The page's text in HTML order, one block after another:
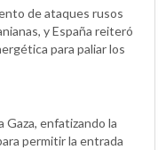
de ataques rusos
y España reiteró
para paliar los
Gaza, enfatizando la
permitir la entrada